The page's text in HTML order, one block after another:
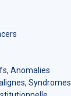
Anomalies
Syndromes